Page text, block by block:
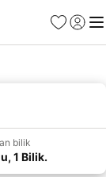
Kegemaran
Daftar
bilik
1 Bilik.